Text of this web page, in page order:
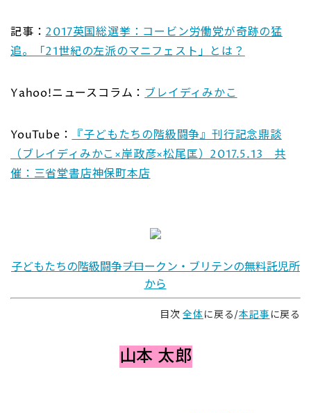
記事： 2017英国総選挙：コービン労働党が奇跡の猛
追。「21世紀の左派のマニフェスト」とは？
Yahoo!ニュースコラム： ブレイディみかこ
YouTube：
『子どもたちの階級闘争』刊行記念鼎談
（ブレイディみかこ×岸政彦×松尾匡）2017.5.13 共
催：三省堂書店神保町本店
子どもたちの階級闘争――ブロークン・ブリテンの無料託児所
から
目次全体に戻る/本記事 に戻る
山本 太郎